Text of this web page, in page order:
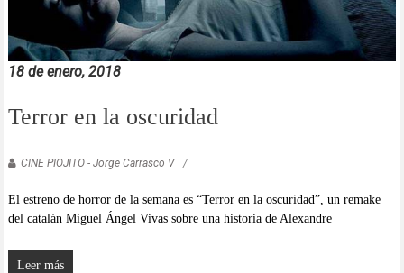
18 de enero, 2018
Terror en la oscuridad
CINE PIOJITO - Jorge Carrasco V
El estreno de horror de la semana es “Terror en la oscuridad”, un remake
del catalán Miguel Ángel Vivas sobre una historia de Alexandre
Leer más